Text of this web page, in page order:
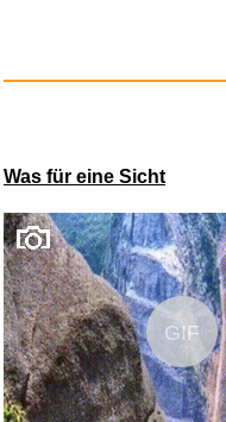
Minecraft
Was für eine Sicht
GIF